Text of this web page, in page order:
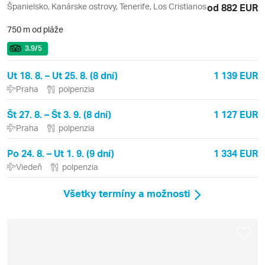
Španielsko, Kanárske ostrovy, Tenerife, Los Cristianosod 882 EUR
750 m od pláže
3.9/5
Ut 18. 8. – Ut 25. 8. (8 dní) 1 139 EUR
Praha polpenzia
Št 27. 8. – Št 3. 9. (8 dní) 1 127 EUR
Praha polpenzia
Po 24. 8. – Ut 1. 9. (9 dní) 1 334 EUR
Viedeň polpenzia
Všetky termíny a možnosti